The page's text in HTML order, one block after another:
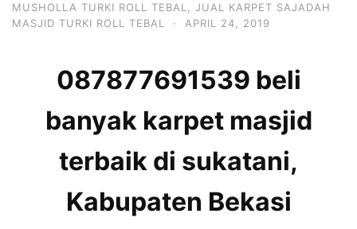
MUSHOLLA TURKI ROLL TEBAL
JUAL KARPET SAJADAH
MASJID TURKI ROLL TEBAL
· APRIL 24, 2019
087877691539 beli
banyak karpet masjid
terbaik di sukatani,
Kabupaten Bekasi